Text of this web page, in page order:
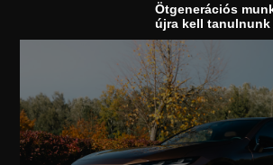
Ötgenerációs
újra kell